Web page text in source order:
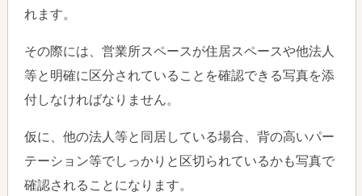
れます。
その際には、営業所スペースが住居スペースや他法人
等と明確に区分されていることを確認できる写真を添
付しなければなりません。
仮に、他の法人等と同居している場合、背の高いパー
テーション等でしっかりと区切られているかも写真で
確認されることになります。